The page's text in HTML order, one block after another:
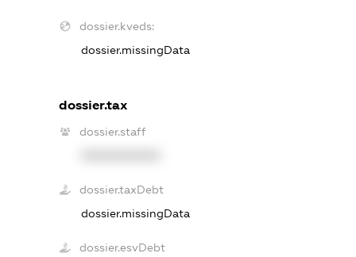
dossier.kveds:
dossier.missingData
dossier.tax
dossier.staff
dossier.taxDebt
dossier.missingData
dossier.esvDebt